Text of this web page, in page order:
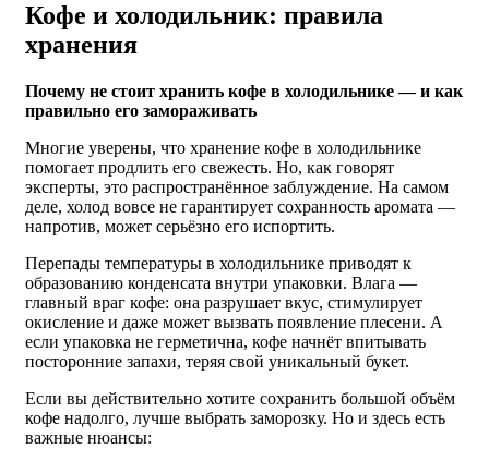
Кофе и холодильник: правила
хранения
Почему не стоит хранить кофе в холодильнике — и как
правильно его замораживать
Многие уверены, что хранение кофе в холодильнике
помогает продлить его свежесть. Но, как говорят
эксперты, это распространённое заблуждение. На самом
деле, холод вовсе не гарантирует сохранность аромата —
напротив, может серьёзно его испортить.
Перепады температуры в холодильнике приводят к
образованию конденсата внутри упаковки. Влага —
главный враг кофе: она разрушает вкус, стимулирует
окисление и даже может вызвать появление плесени. А
если упаковка не герметична, кофе начнёт впитывать
посторонние запахи, теряя свой уникальный букет.
Если вы действительно хотите сохранить большой объём
кофе надолго, лучше выбрать заморозку. Но и здесь есть
важные нюансы: